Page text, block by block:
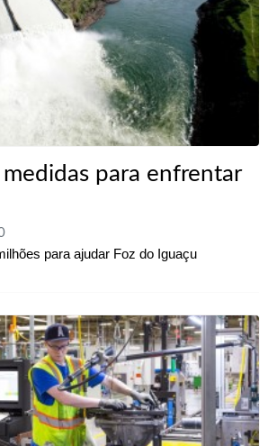
para enfrentar
para ajudar Foz do Iguaçu